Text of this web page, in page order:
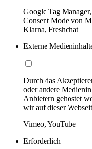
Google Tag
Consent Mode von
Klarna, Freshchat
Externe
Durch das
oder andere
Anbietern gehostet
wir auf dieser
Vimeo, YouTube
Erforderlich